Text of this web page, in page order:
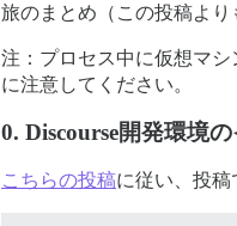
旅のまとめ（この投稿より
注：プロセス中に仮想マ
に注意してください。
0. Discourse開発環境
こちらの投稿に従い、投稿